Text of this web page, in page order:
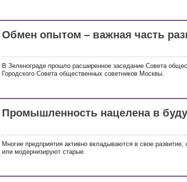
Обмен опытом – важная часть
В Зеленограде прошло расширенное заседание Совета
Городского Совета общественных советников Москвы.
Промышленность нацелена в
Многие предприятия активно вкладываются в свое
или модернизируют старые.